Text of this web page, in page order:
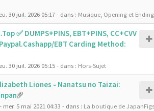
30 juil. 2026 05:17- dans : Musique, Opening et Ending
✅ DUMPS+PINS, EBT+PINS, CC+CVV
EBT Carding Method:
30 juil. 2026 05:15- dans : Hors-Sujet
Liones - Nanatsu no Taizai:
- mer. 5 mai 2021 04:33 - dans : La boutique de JapanFigs